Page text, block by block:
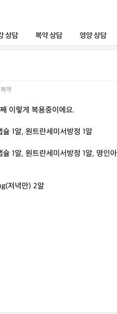
상담 복약 상담 영양 상담
복약
이렇게 복용중이에요.
1알, 원트란세미서방정 1알
1알, 원트란세미서방정 1알, 명인
저녁만) 2알